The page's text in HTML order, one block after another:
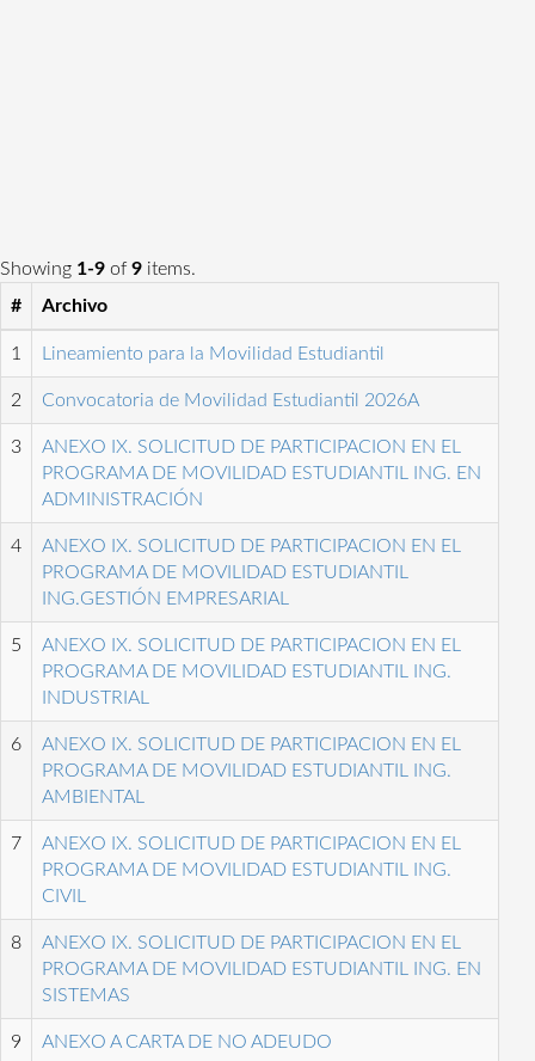
Showing 1-9 of 9 items.
#
Archivo
1 Lineamiento para la Movilidad Estudiantil
2 Convocatoria de Movilidad Estudiantil 2026A
3
ANEXO IX. SOLICITUD DE PARTICIPACION EN EL
PROGRAMA DE MOVILIDAD ESTUDIANTIL ING. EN
ADMINISTRACIÓN
4
ANEXO IX. SOLICITUD DE PARTICIPACION EN EL
PROGRAMA DE MOVILIDAD ESTUDIANTIL
ING.GESTIÓN EMPRESARIAL
5
ANEXO IX. SOLICITUD DE PARTICIPACION EN EL
PROGRAMA DE MOVILIDAD ESTUDIANTIL ING.
INDUSTRIAL
6
ANEXO IX. SOLICITUD DE PARTICIPACION EN EL
PROGRAMA DE MOVILIDAD ESTUDIANTIL ING.
AMBIENTAL
7
ANEXO IX. SOLICITUD DE PARTICIPACION EN EL
PROGRAMA DE MOVILIDAD ESTUDIANTIL ING.
CIVIL
8
ANEXO IX. SOLICITUD DE PARTICIPACION EN EL
PROGRAMA DE MOVILIDAD ESTUDIANTIL ING. EN
SISTEMAS
9 ANEXO A CARTA DE NO ADEUDO